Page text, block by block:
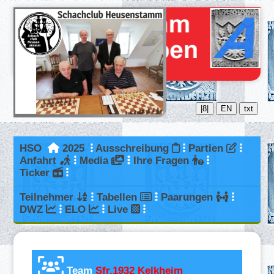
|8| EN txt
HSO 2025 Ausschreibung
Partien
Anfahrt
Media
Ihre Fragen
Ticker
Teilnehmer Tabellen
Paarungen
DWZ
ELO Live
TeamSfr.1932 Kelkheim